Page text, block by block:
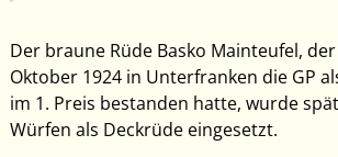
Der braune Rüde Basko Mainteufel,
Oktober 1924 in Unterfranken die GP
im 1. Preis bestanden hatte, wurde
Würfen als Deckrüde eingesetzt.